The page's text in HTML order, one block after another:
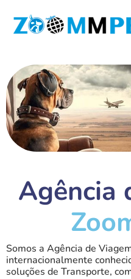
Agência
Somos a Agência de
internacionalmente
soluções de Transporte,